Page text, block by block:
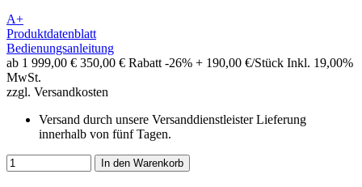
A+
Produktdatenblatt
Bedienungsanleitung
ab 1 999,00 € 350,00 € Rabatt -26% + 190,00 €/Stück Inkl. 19,00%
MwSt.
zzgl. Versandkosten
Versand durch unsere Versanddienstleister Lieferung
innerhalb von fünf Tagen.
In den Warenkorb